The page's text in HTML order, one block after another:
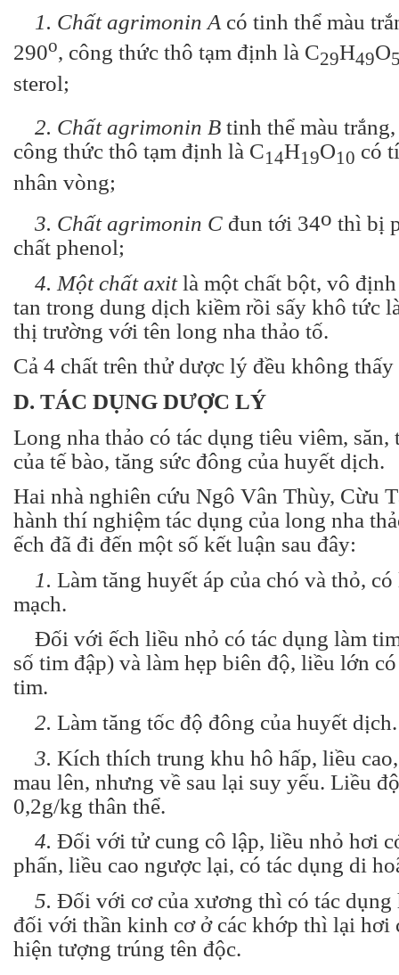
1. Chất agrimonin A có tinh thể màu
290o, công thức thô tạm định là C29H49O
sterol;
2. Chất agrimonin B tinh thể màu
công thức thô tạm định là C14H19O10 có
nhân vòng;
3. Chất agrimonin C đun tới 34o thì bị
chất phenol;
4. Một chất axitlà một chất bột, vô
tan trong dung dịch kiềm rồi sấy khô tức
thị trường với tên long nha thảo tố.
Cả 4 chất trên thử dược lý đều không thấy
D. TÁC DỤNG DƯỢC LÝ
Long nha thảo có tác dụng tiêu viêm,
của tế bào, tăng sức đông của huyết dịch.
Hai nhà nghiên cứu Ngô Vân Thùy, Cừu
hành thí nghiệm tác dụng của long nha
ếch đã đi đến một số kết luận sau đây:
1. Làm tăng huyết áp của chó và thỏ,
mạch.
Đối với ếch liều nhỏ có tác dụng làm
số tim đập) và làm hẹp biên độ, liều lớn
tim.
2. Làm tăng tốc độ đông của huyết dịch.
3. Kích thích trung khu hô hấp, liều
mau lên, nhưng về sau lại suy yếu. Liều
0,2g/kg thân thể.
4. Đối với tử cung cô lập, liều nhỏ hơi
phấn, liều cao ngược lại, có tác dụng di
5. Đối với cơ của xương thì có tác dụng
đối với thần kinh cơ ở các khớp thì lại hơi
hiện tượng trúng tên độc.